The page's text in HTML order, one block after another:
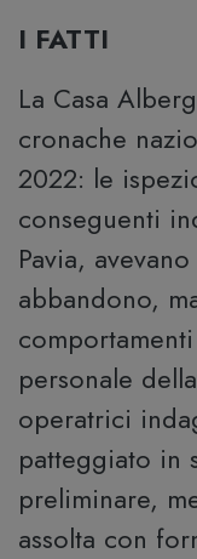
I FATTI
La Casa
cronache
2022: le
conseguenti
Pavia,
abbandono,
personale
operatrici
patteggiato in
preliminare,
assolta con